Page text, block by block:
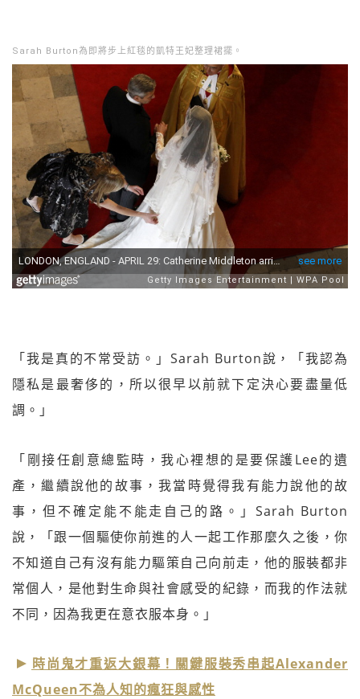
Sarah Burton為即將步上紅毯的凱特王妃整理裙擺。
「我是真的不常受訪。」Sarah Burton說，「我認為
隱私是最奢侈的，所以很早以前就下定決心要盡量低
調。」
「剛接任創意總監時，我心裡想的是要保護Lee的遺
產，繼續說他的故事，我當時覺得我有能力說他的故
事，但不確定能不能走自己的路。」Sarah Burton
說，「跟一個驅使你前進的人一起工作那麼久之後，你
不知道自己有沒有能力驅策自己向前走，他的服裝都非
常個人，是他對生命與社會感受的紀錄，而我的作法就
不同，因為我更在意衣服本身。」
時尚鬼才重返大銀幕！關鍵服裝秀串起Alexander
McQueen不為人知的瘋狂與感性